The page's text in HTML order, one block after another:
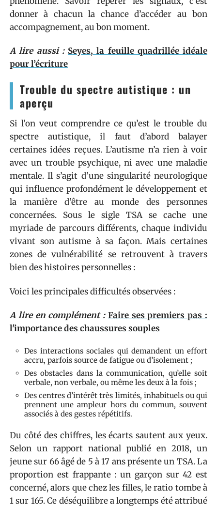
donner à chacun la chance d’accéder au bon
accompagnement, au bon moment.
A lire aussi : Seyes, la feuille quadrillée idéale
pour l’écriture
Trouble du spectre autistique : un
aperçu
Si l’on veut comprendre ce qu’est le trouble du
spectre autistique, il faut d’abord balayer
certaines idées reçues. L’autisme n’a rien à voir
avec un trouble psychique, ni avec une maladie
mentale. Il s’agit d’une singularité neurologique
qui influence profondément le développement et
la manière d’être au monde des personnes
concernées. Sous le sigle TSA se cache une
myriade de parcours différents, chaque individu
vivant son autisme à sa façon. Mais certaines
zones de vulnérabilité se retrouvent à travers
bien des histoires personnelles :
Voici les principales difficultés observées :
A lire en complément : Faire ses premiers pas :
l'importance des chaussures souples
Des interactions sociales qui demandent un effort
accru, parfois source de fatigue ou d’isolement ;
Des obstacles dans la communication, qu’elle soit
verbale, non verbale, ou même les deux à la fois ;
Des centres d’intérêt très limités, inhabituels ou qui
prennent une ampleur hors du commun, souvent
associés à des gestes répétitifs.
Du côté des chiffres, les écarts sautent aux yeux.
Selon un rapport national publié en 2018, un
jeune sur 66 âgé de 5 à 17 ans présente un TSA. La
proportion est frappante : un garçon sur 42 est
concerné, alors que chez les filles, le ratio tombe à
1 sur 165. Ce déséquilibre a longtemps été attribué